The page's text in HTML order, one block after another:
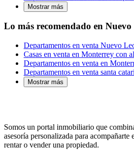
Mostrar más
Lo más recomendado en
Departamentos en venta Nuevo
Casas en venta en Monterrey con
Departamentos en venta en
Departamentos en venta santa
Mostrar más
Somos un portal inmobiliario que
asesoría personalizada para acompañarte
rentar o vender una propiedad.